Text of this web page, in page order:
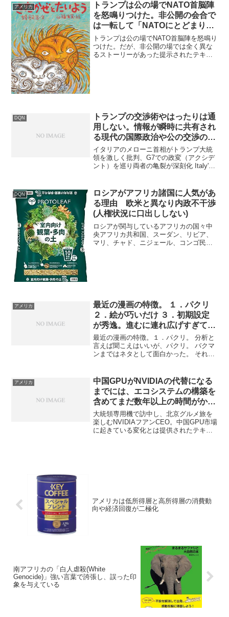
アメリカ
トランプは公の場でNATO首脳陣
を怒鳴りつけた。非公開の会合で
は一転して「NATOにとどまりた
い」と発言
トランプは公の場でNATO首脳陣を怒鳴り
つけた。だが、非公開の場では全く異な
るストーリーがあった提示されたテキス
DQN
トランプの交渉術やはったりは通
用しない。情報が瞬時に共有され
る現代の国際政治や公の交渉の場
では
イタリアのメローニ首相がトランプ大統
領を激しく批判、G7での政変（アクシデ
ント）を巡り両者の亀裂が深刻化 Italy's
DQN
ロシアがアフリカ諸国に人気があ
る理由 欧米と異なり内政不干渉
(人権状況に口出ししない)
ロシアが関与しているアフリカの国々中
央アフリカ共和国、スーダン、リビア、
マリ、チャド、ニジェール、コンゴ民主
アメリカ
最近の漫画の特徴。 １．パクリ
２．絵が巧いだけ ３．初期設定
が秀逸。進むに連れ広げすぎてつ
まらなくなる
最近の漫画の特徴。１．パクリ。 分析と
言えば聞こえはいいが、パクリ。 バクマ
ンまではネタとして面白かった。 それ以
る。２．絵が巧いだけ。 1巻目で挫折す
るのが絵だけの漫画...
アメリカ
中国GPUがNVIDIAの代替になる
までには、エコシステムの構築を
含めてまだ数年以上の時間がかか
る
大統領専用機で訪中し、北京グルメ旅を
楽しむNVIDIAフアンCEO。中国GPU市場
に起きている変化とは提供されたテキス
アメリカは低所得層と高所得層の消費動
向や経済回復が二極化
南アフリカの「白人虐殺(White
Genocide)」強い言葉で誇張し、誤った印
象を与えている